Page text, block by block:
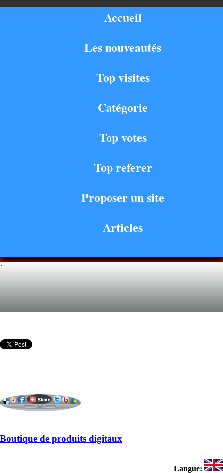
Accueil
Les nouveautés
Top visites
Catégorie
Top votes
Top referer
Proposer un site
Articles
Boutique de produits digitaux
Langue: